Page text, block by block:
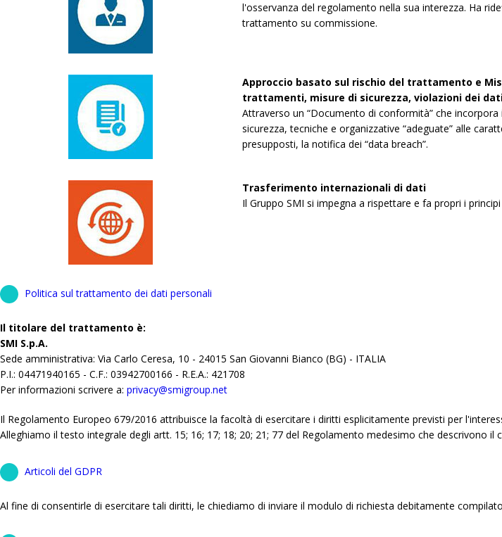
l'osservanza del regolamento nella sua interezza. Ha
trattamento su commissione.
Approccio basato sul rischio del trattamento e
trattamenti, misure di sicurezza, violazioni dei
Attraverso un “Documento di conformità” che
sicurezza, tecniche e organizzative “adeguate” alle
presupposti, la notifica dei “data breach”.
Trasferimento internazionali di dati
Il Gruppo SMI si impegna a rispettare e fa propri i
Politica sul trattamento dei dati personali
Il titolare del trattamento è:
SMI S.p.A.
Sede amministrativa: Via Carlo Ceresa, 10 - 24015 San Giovanni Bianco (BG) - ITALIA
P.I.: 04471940165 - C.F.: 03942700166 - R.E.A.: 421708
Per informazioni scrivere a: privacy@smigroup.net
Il Regolamento Europeo 679/2016 attribuisce la facoltà di esercitare i diritti esplicitamente previsti per
Alleghiamo il testo integrale degli artt. 15; 16; 17; 18; 20; 21; 77 del Regolamento medesimo che descrivono
Articoli del GDPR
Al fine di consentirle di esercitare tali diritti, le chiediamo di inviare il modulo di richiesta debitamente